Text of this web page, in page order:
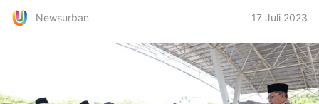
Newsurban 17 Juli 2023